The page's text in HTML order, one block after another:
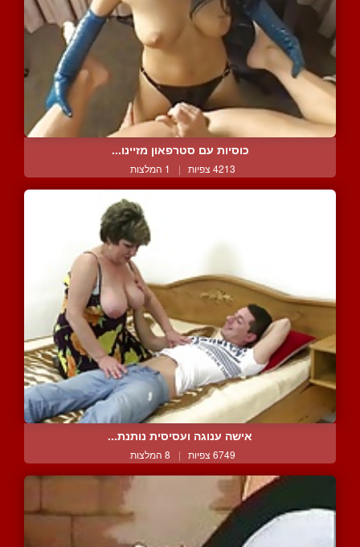
כוסיות עם סטרפאון מזיינו...
4213 צפיות | 1 המלצות
אישה ענוגה ועסיסית נותנת...
6749 צפיות | 8 המלצות